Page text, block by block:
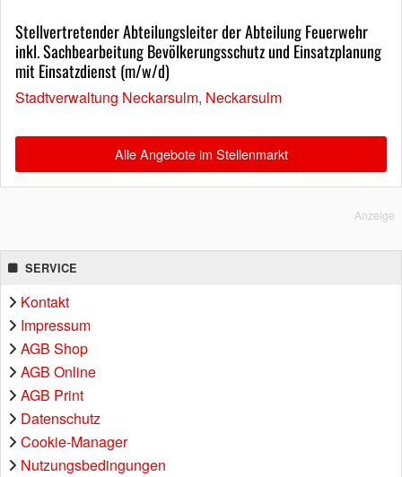
Stellvertretender Abteilungsleiter der Abteilung Feuerwehr
inkl. Sachbearbeitung Bevölkerungsschutz und Einsatzplanung
mit Einsatzdienst (m/w/d)
Stadtverwaltung Neckarsulm, Neckarsulm
Alle Angebote im Stellenmarkt
Anzeige
SERVICE
Kontakt
Impressum
AGB Shop
AGB Online
AGB Print
Datenschutz
Cookie-Manager
Nutzungsbedingungen